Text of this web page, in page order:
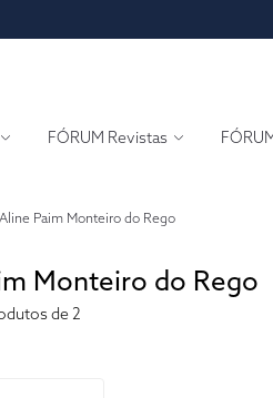
FÓRUM Revistas
Aline Paim Monteiro do Rego
Monteiro do Rego
de 2